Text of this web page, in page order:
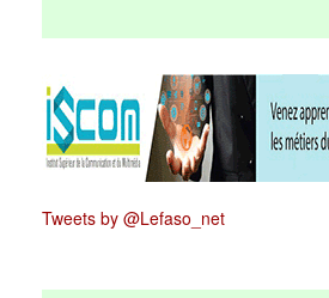
Tweets by @Lefaso_net